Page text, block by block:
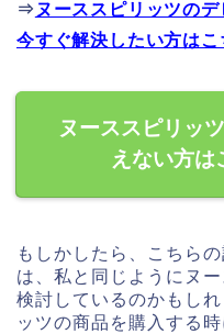
⇒ ヌーススピリッツの
今すぐ解決したい方はこ
ヌーススピリッ
えない方は
もしかしたら、こちら
は、私と同じようにヌ
検討しているのかもし
ッツの商品を購入する